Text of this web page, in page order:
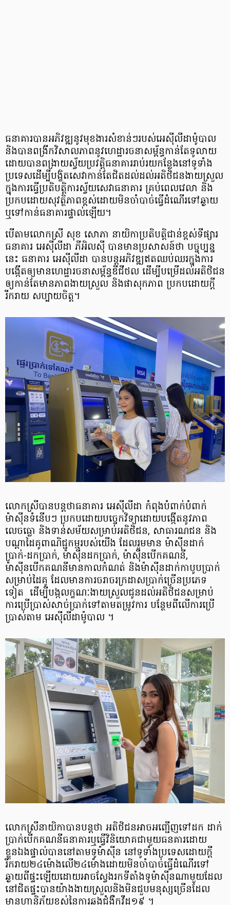
ធនាគារបានអភិវឌ្ឍ​នូវមុខងារសំខាន់ៗ​របស់អេស៊ីលីដាម៉ូបាល
និងបានពង្រីកវិសាលភាព​នូវហេដ្ឋារចនាសម្ព័ន្ធ​កាន់តែ​ទូលាយ
ដោយបានពង្រាយ​ស្វ័យប្រវត្តិ​ធនាគារ​រាប់រយកន្លែង​នៅទូទាំង​
ប្រទេសដើម្បីបង្ខិតសេវាកាន់តែជិតដល់ដល់អតិថិជនងាយស្រួល​
ក្នុងការធ្វើប្រតិបត្តិការ​ស្វ័យសេវាធនាគារ គ្រប់ពេលវេលា និង
ប្រកបដោយ​សុវត្ថិភាពខ្ពស់ដោយមិនចាំបាច់​ធ្វើដំណើរ​ទៅឆ្ងាយ
ឬទៅកាន់ធនាគារ​ផ្ទាល់​ឡើយ។
បើតាមលោកស្រី សុខ សោភា នាយិកាប្រតិបត្តិជាន់ខ្ពស់ទីផ្សារ
ធនាគារ អេស៊ីលីដា ភីអិលស៊ី បានមានប្រសាសន៍ថា បច្ចុប្បន្ន
នេះ ធនាគារ អេស៊ីលីដា បានបន្តអភិវឌ្ឍឥតឈប់ឈរ​ក្នុងការ
បង្កើត​ឲ្យមានហេដ្ឋារចនាសម្ព័ន្ធឌីជីថល ដើម្បីបម្រើដល់​អតិថិជន​
ឲ្យកាន់តែមាន​ភាពងាយស្រួល និងផាសុកភាព ប្រកបដោយ​ក្តី
រីករាយ សប្បាយចិត្ត។
លោកស្រីបានបន្តថាធនាគារ អេស៊ីលីដា កំពុងបំពាក់បំពាក់
ម៉ាស៊ីនទំនើបៗ ប្រកបដោយបច្ចេកវិទ្យាដោយបង្កើត​នូវភាព
លេចធ្លោ និងទាន់សម័យ​សម្រាប់អតិថិជន, សាធារណជន និង
បណ្តាដៃគូពាណិជ្ជកម្មរបស់យើង ដែលរួមមាន ម៉ាស៊ីនដាក់
ប្រាក់-ដកប្រាក់, ម៉ាស៊ីនដកប្រាក់, ម៉ាស៊ីនបើកគណនី,
ម៉ាស៊ីនបើកគណនី​មានកាលកំណត់ និងម៉ាស៊ីនដាក់កាបូបប្រាក់​
សម្រាប់ដៃគូ ដែលមានការចរាចរក្រដាសប្រាក់ច្រើនប្រភេទ
ទៀត ដើម្បីបង្កលក្ខណៈងាយស្រួលជូនដល់អតិថិជនសម្រាប់
ការប្រើប្រាស់សាច់ប្រាក់ទៅតាមតម្រូវការ បន្ថែមពីលើការប្រើ
ប្រាស់តាម អេស៊ីលីដាម៉ូបាល ។
លោកស្រីនាយិកាបានបន្តថា អតិថិជនអាច​អញ្ជើញទៅដក ដាក់
ប្រាក់​បើកគណនីធនាគារឬធ្វើវិនិយោគជាមួយធនគារដោយ
ខ្លួនឯងផ្ទាល់បាននៅតាមទូម៉ាស៊ីន នៅទូទាំងប្រទេសដោយក្តី
រីករាយ២៤ម៉ោងលើ២៤ម៉ោងដោយមិនចាំបាច់ធ្វើដំណើរទៅ
ឆ្ងាយពីផ្ទះឡើយដោយអាចស្វែងរកទីតាំងទូម៉ាស៊ីនណាមួយដែល
នៅជិតផ្ទះបានយ៉ាងងាយស្រួលនិងមិនជួបមនុស្សច្រើនដែល
មានហានិភ័យខ្ពស់នៃការឆ្លងជំងឺកូវីដ១៩ ។